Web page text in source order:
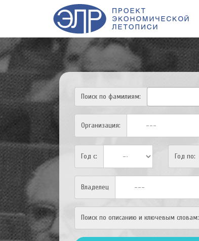
Поиск по фамилиям:
Организация:
Год с: Год по:
Владелец
Поиск по описанию и ключевым словам: